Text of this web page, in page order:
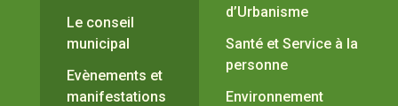
Le conseil
municipal
Evènements et
manifestations
d’Urbanisme
Santé et Service à la
personne
Environnement